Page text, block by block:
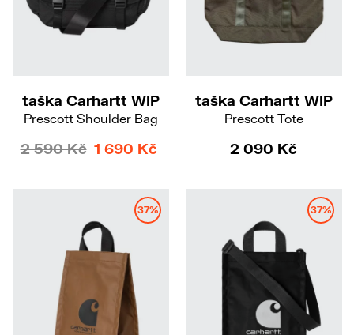
taška Carhartt WIP
Prescott Shoulder Bag
2 590 Kč 1 690 Kč
taška Carhartt WIP
Prescott Tote
2 090 Kč
37% 37%